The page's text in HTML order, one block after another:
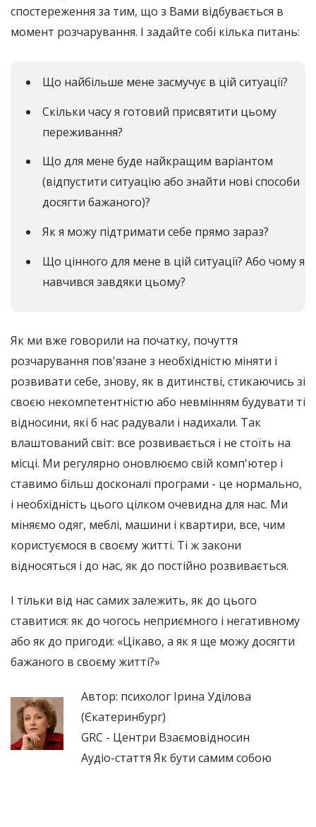
спостереження за тим, що з Вами відбувається в
момент розчарування. І задайте собі кілька питань:
Що найбільше мене засмучує в цій ситуації?
Скільки часу я готовий присвятити цьому
переживання?
Що для мене буде найкращим варіантом
(відпустити ситуацію або знайти нові способи
досягти бажаного)?
Як я можу підтримати себе прямо зараз?
Що цінного для мене в цій ситуації? Або чому я
навчився завдяки цьому?
Як ми вже говорили на початку, почуття
розчарування пов'язане з необхідністю міняти і
розвивати себе, знову, як в дитинстві, стикаючись зі
своєю некомпетентністю або невмінням будувати ті
відносини, які б нас радували і надихали. Так
влаштований світ: все розвивається і не стоїть на
місці. Ми регулярно оновлюємо свій комп'ютер і
ставимо більш досконалі програми - це нормально,
і необхідність цього цілком очевидна для нас. Ми
міняємо одяг, меблі, машини і квартири, все, чим
користуємося в своєму житті. Ті ж закони
відносяться і до нас, як до постійно розвивається.
І тільки від нас самих залежить, як до цього
ставитися: як до чогось неприємного і негативному
або як до пригоди: «Цікаво, а як я ще можу досягти
бажаного в своєму житті?»
Автор: психолог Ірина Уділова
(Єкатеринбург)
GRC - Центри Взаємовідносин
Аудіо-стаття Як бути самим собою